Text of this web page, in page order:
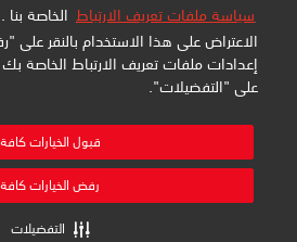
سياسة ملفات تعريف الارتباط الخاصة
الاعتراض على هذا الاستخدام بالنقر على
إعدادات ملفات تعريف الارتباط الخاصة
على "التفضيلات".
قبول الخيارات كافة
رفض الخيارات كافة
التفضيلات
سياسة الخصوصية وملفات تعريف الارتباط
شركة عبداللطيف جميل للبيع بالتجزئة